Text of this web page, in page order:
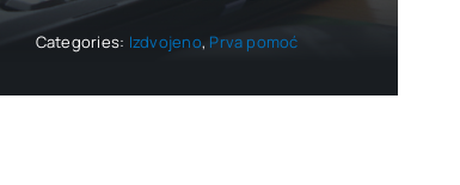
Categories: Izdvojeno,Prva pomoć